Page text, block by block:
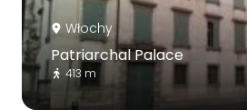
Włochy
Patriarchal Palace
413 m